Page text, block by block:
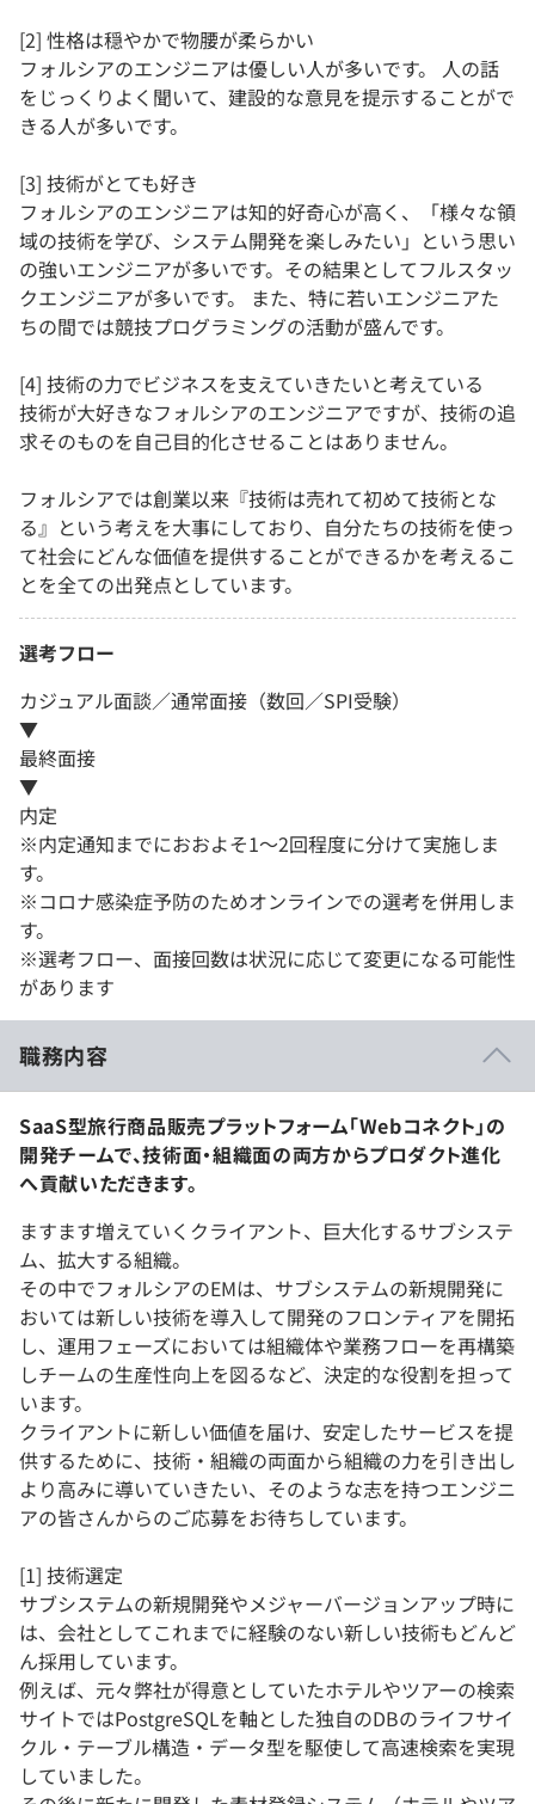
[2] 性格は穏やかで物腰が柔らかい
フォルシアのエンジニアは優しい人が多いです。 人の話
をじっくりよく聞いて、建設的な意見を提示することがで
きる人が多いです。
[3] 技術がとても好き
フォルシアのエンジニアは知的好奇心が高く、「様々な領
域の技術を学び、システム開発を楽しみたい」という思い
の強いエンジニアが多いです。その結果としてフルスタッ
クエンジニアが多いです。 また、特に若いエンジニアた
ちの間では競技プログラミングの活動が盛んです。
[4] 技術の力でビジネスを支えていきたいと考えている
技術が大好きなフォルシアのエンジニアですが、技術の追
求そのものを自己目的化させることはありません。
フォルシアでは創業以来『技術は売れて初めて技術とな
る』という考えを大事にしており、自分たちの技術を使っ
て社会にどんな価値を提供することができるかを考えるこ
とを全ての出発点としています。
選考フロー
カジュアル面談／通常面接（数回／SPI受験）
▼
最終面接
▼
内定
※内定通知までにおおよそ1～2回程度に分けて実施しま
す。
※コロナ感染症予防のためオンラインでの選考を併用しま
す。
※選考フロー、面接回数は状況に応じて変更になる可能性
があります
職務内容
SaaS型旅行商品販売プラットフォーム「Webコネクト」の
開発チームで、技術面・組織面の両方からプロダクト進化
へ貢献いただきます。
ますます増えていくクライアント、巨大化するサブシステ
ム、拡大する組織。
その中でフォルシアのEMは、サブシステムの新規開発に
おいては新しい技術を導入して開発のフロンティアを開拓
し、運用フェーズにおいては組織体や業務フローを再構築
しチームの生産性向上を図るなど、決定的な役割を担って
います。
クライアントに新しい価値を届け、安定したサービスを提
供するために、技術・組織の両面から組織の力を引き出し
より高みに導いていきたい、そのような志を持つエンジニ
アの皆さんからのご応募をお待ちしています。
[1] 技術選定
サブシステムの新規開発やメジャーバージョンアップ時に
は、会社としてこれまでに経験のない新しい技術もどんど
ん採用しています。
例えば、元々弊社が得意としていたホテルやツアーの検索
サイトではPostgreSQLを軸とした独自のDBのライフサイ
クル・テーブル構造・データ型を駆使して高速検索を実現
していました。